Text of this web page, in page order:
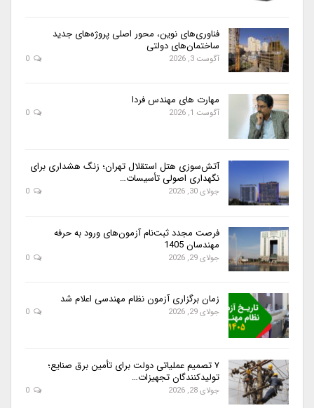
فناوری‌های نوین، محور اصلی پروژه‌های جدید
ساختمان‌های دولتی
آگوست 3, 2026
مهارت های مهندس فردا
آگوست 1, 2026
آتش‌سوزی هتل استقلال تهران؛ زنگ هشداری برای
نگهداری اصولی تأسیسات…
جولای 30, 2026
فرصت مجدد ثبت‌نام آزمون‌های ورود به حرفه
مهندسان 1405
جولای 29, 2026
زمان برگزاری آزمون نظام مهندسی اعلام شد
جولای 29, 2026
۷ تصمیم عملیاتی دولت برای تأمین برق صنایع؛
تولیدکنندگان تجهیزات…
جولای 28, 2026